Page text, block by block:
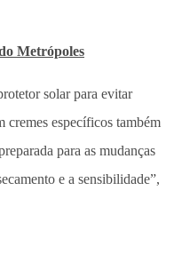
Metrópoles
solar para evitar
cremes específicos também
para as mudanças
e a sensibilidade”,